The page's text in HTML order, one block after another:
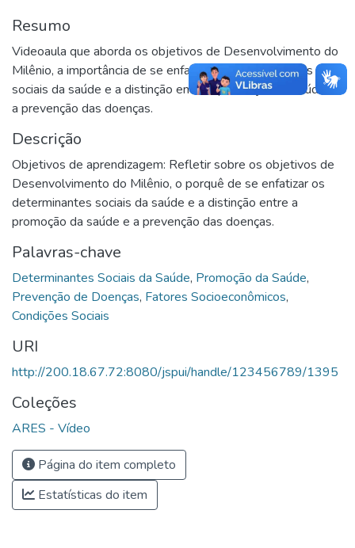
Resumo
Videoaula que aborda os objetivos de Desenvolvimento do
Milênio, a importância de se enfatizar os determinantes
sociais da saúde e a distinção entre a promoção da saúde e
a prevenção das doenças.
Descrição
Objetivos de aprendizagem: Refletir sobre os objetivos de
Desenvolvimento do Milênio, o porquê de se enfatizar os
determinantes sociais da saúde e a distinção entre a
promoção da saúde e a prevenção das doenças.
Palavras-chave
Determinantes Sociais da Saúde, Promoção da Saúde,
Prevenção de Doenças, Fatores Socioeconômicos,
Condições Sociais
URI
http://200.18.67.72:8080/jspui/handle/123456789/1395
Coleções
ARES - Vídeo
Página do item completo
Estatísticas do item